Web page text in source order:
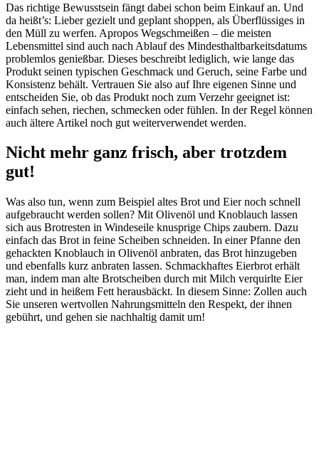
Das richtige Bewusstsein fängt dabei schon beim Einkauf an. Und
da heißt’s: Lieber gezielt und geplant shoppen, als Überflüssiges in
den Müll zu werfen. Apropos Wegschmeißen – die meisten
Lebensmittel sind auch nach Ablauf des Mindesthaltbarkeitsdatums
problemlos genießbar. Dieses beschreibt lediglich, wie lange das
Produkt seinen typischen Geschmack und Geruch, seine Farbe und
Konsistenz behält. Vertrauen Sie also auf Ihre eigenen Sinne und
entscheiden Sie, ob das Produkt noch zum Verzehr geeignet ist:
einfach sehen, riechen, schmecken oder fühlen. In der Regel können
auch ältere Artikel noch gut weiterverwendet werden.
Nicht mehr ganz frisch, aber trotzdem
gut!
Was also tun, wenn zum Beispiel altes Brot und Eier noch schnell
aufgebraucht werden sollen? Mit Olivenöl und Knoblauch lassen
sich aus Brotresten in Windeseile knusprige Chips zaubern. Dazu
einfach das Brot in feine Scheiben schneiden. In einer Pfanne den
gehackten Knoblauch in Olivenöl anbraten, das Brot hinzugeben
und ebenfalls kurz anbraten lassen. Schmackhaftes Eierbrot erhält
man, indem man alte Brotscheiben durch mit Milch verquirlte Eier
zieht und in heißem Fett herausbäckt. In diesem Sinne: Zollen auch
Sie unseren wertvollen Nahrungsmitteln den Respekt, der ihnen
gebührt, und gehen sie nachhaltig damit um!